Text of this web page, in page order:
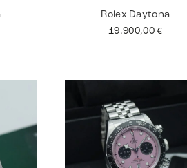
Rolex Daytona
19.900,00€